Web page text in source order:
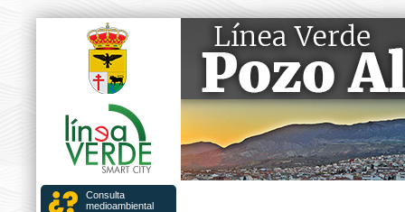
Consulta
medioambiental